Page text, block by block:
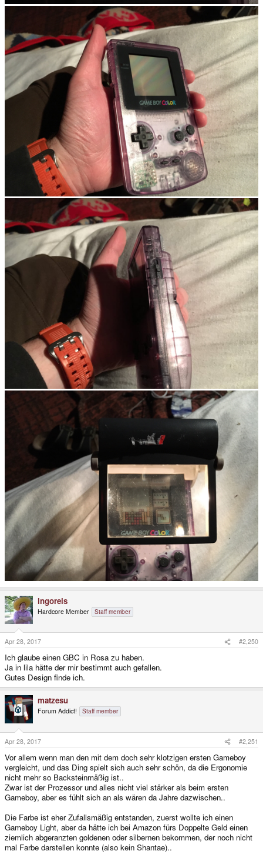
ingoreis
Hardcore Member Staff member
Apr 28, 2017 #2,250
Ich glaube einen GBC in Rosa zu haben.
Ja in lila hätte der mir bestimmt auch gefallen.
Gutes Design finde ich.
matzesu
Forum Addict! Staff member
Apr 28, 2017 #2,251
Vor allem wenn man den mit dem doch sehr klotzigen ersten Gameboy
vergleicht, und das Ding spielt sich auch sehr schön, da die Ergonomie
nicht mehr so Backsteinmäßig ist..
Zwar ist der Prozessor und alles nicht viel stärker als beim ersten
Gameboy, aber es fühlt sich an als wären da Jahre dazwischen..
Die Farbe ist eher Zufallsmäßig entstanden, zuerst wollte ich einen
Gameboy Light, aber da hätte ich bei Amazon fürs Doppelte Geld einen
ziemlich abgeranzten goldenen oder silbernen bekommen, der noch nicht
mal Farbe darstellen konnte (also kein Shantae)..